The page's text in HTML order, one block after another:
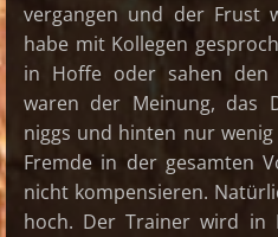
vergangen und der Frust
habe mit Kollegen
in Hoffe oder sahen den
waren der Meinung, das
niggs und hinten nur
Fremde in der gesamten
nicht kompensieren.
hoch. Der Trainer wird in